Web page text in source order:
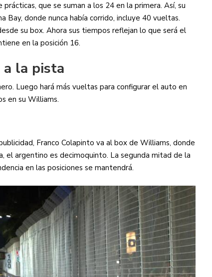
que se suman a los 24 en la primera. Así, su
donde nunca había corrido, incluye 40 vueltas.
su box. Ahora sus tiempos reflejan lo que será el
en la posición 16.
la pista
Luego hará más vueltas para configurar el auto en
en su Williams.
Franco Colapinto va al box de Williams, donde
el argentino es decimoquinto. La segunda mitad de la
en las posiciones se mantendrá.